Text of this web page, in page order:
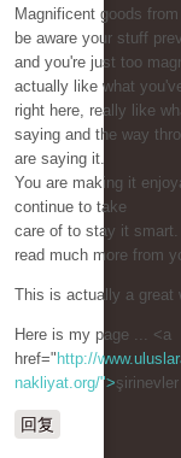
Magnificent goods
be aware your stuff
and you're just too
actually like what
right here, really like
saying and the way
are saying it.
You are making it
continue to take
care of to stay it
read much more from
This is actually a great
Here is my page ... <a
href=" http://
nakliyat.org/">
回复